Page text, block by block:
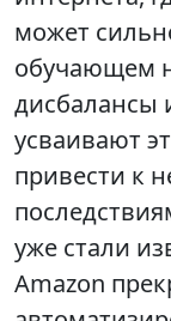
может
обучающем
дисбалансы
усваивают
привести к
уже стали
Amazon